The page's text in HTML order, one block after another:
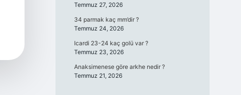
Temmuz 27, 2026
34 parmak kaç mm’dir ?
Temmuz 24, 2026
Icardi 23-24 kaç golü var ?
Temmuz 23, 2026
Anaksimenese göre arkhe nedir ?
Temmuz 21, 2026